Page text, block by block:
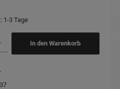
1-3 Tage
In den Warenkorb